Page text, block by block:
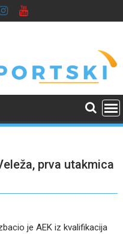
prva utakmica
je AEK iz kvalifikacija